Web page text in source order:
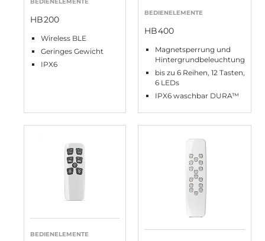
HB200
Wireless BLE
Geringes Gewicht
IPX6
BEDIENELEMENTE
HB400
Magnetsperrung und
Hintergrundbeleuchtung
bis zu 6 Reihen, 12 Tasten,
6 LEDs
IPX6 waschbar DURA™
BEDIENELEMENTE